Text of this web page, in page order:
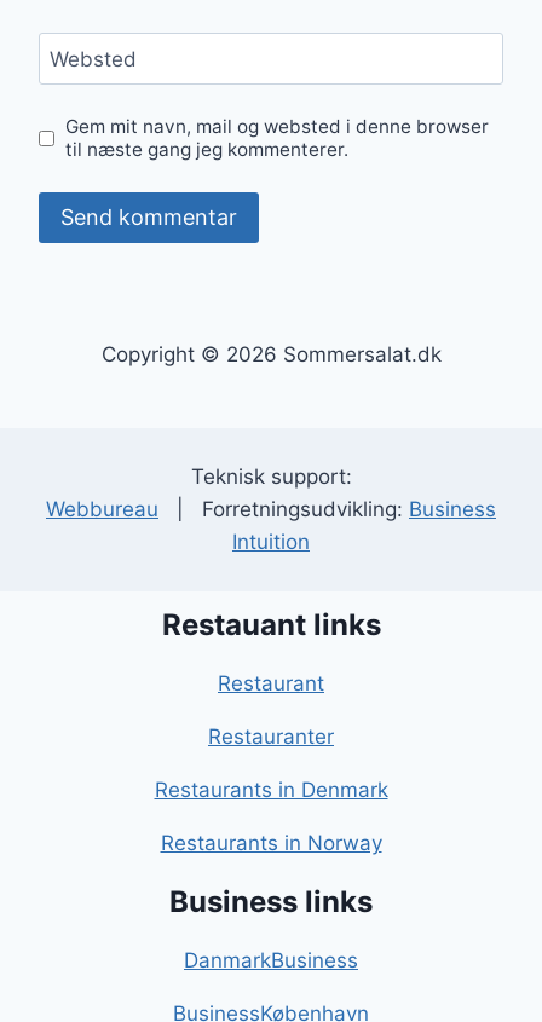
Websted
Gem mit navn, mail og websted i denne browser
til næste gang jeg kommenterer.
Copyright © 2026 Sommersalat.dk
Teknisk support:
Webbureau | Forretningsudvikling: Business
Intuition
Restauant links
Restaurant
Restauranter
Restaurants in Denmark
Restaurants in Norway
Business links
DanmarkBusiness
BusinessKøbenhavn